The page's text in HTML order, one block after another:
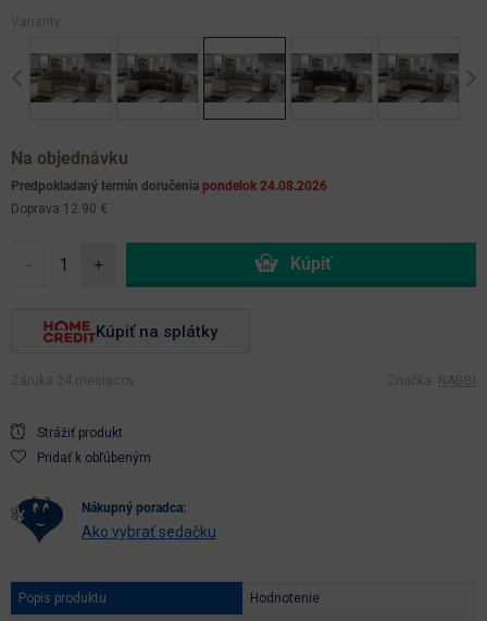
Varianty:
Previous
Na objednávku
Predpokladaný termín doručenia pondelok 24.08.2026
Doprava 12.90 €
- +
Kúpiť na splátky
Záruka 24 mesiacov Značka: NABBI
Strážiť produkt
Pridať k obľúbeným
nákupný poradca:
Ako vybrať sedačku
Popis produktu Hodnotenie